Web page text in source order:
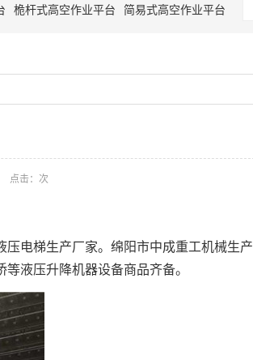
桅杆式高空作业平台 简易式高空作业平台
点击： 次
电梯生产厂家。绵阳市中成重工机械生产
等液压升降机器设备商品齐备。